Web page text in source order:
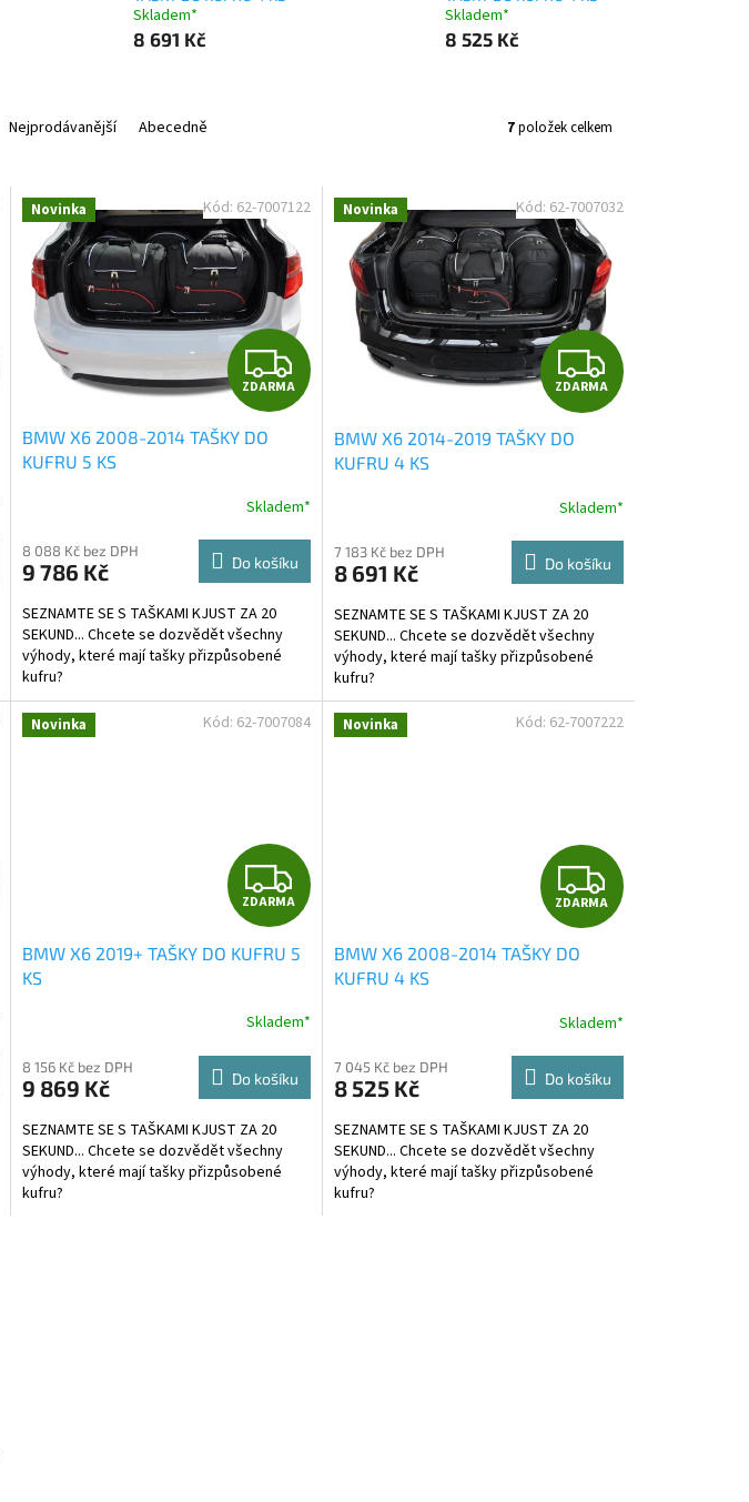
Skladem*
8 691 Kč
Skladem*
8 525 Kč
Nejprodávanější Abecedně 7položek celkem
Novinka
Z
D
R
M
A
ZDARMA
BMW X6 2008-2014 TAŠKY DO
KUFRU 5 KS
Skladem*
8 088 Kč bez DPH
9 786 Kč Do košíku
SEZNAMTE SE S TAŠKAMI KJUST ZA 20
SEKUND... Chcete se dozvědět všechny
výhody, které mají tašky přizpůsobené
kufru?
Kód: 62-7007122 Novinka
Z
D
R
M
A
ZDARMA
BMW X6 2014-2019 TAŠKY DO
KUFRU 4 KS
Skladem*
7 183 Kč bez DPH
8 691 Kč Do košíku
SEZNAMTE SE S TAŠKAMI KJUST ZA 20
SEKUND... Chcete se dozvědět všechny
výhody, které mají tašky přizpůsobené
kufru?
Kód: 62-7007032
Novinka
Z
D
A
R
M
A
ZDARMA
BMW X6 2019+ TAŠKY DO KUFRU 5
KS
Skladem*
8 156 Kč bez DPH
9 869 Kč Do košíku
SEZNAMTE SE S TAŠKAMI KJUST ZA 20
SEKUND... Chcete se dozvědět všechny
výhody, které mají tašky přizpůsobené
kufru?
Kód: 62-7007084 Novinka
Z
D
R
M
A
ZDARMA
BMW X6 2008-2014 TAŠKY DO
KUFRU 4 KS
Skladem*
7 045 Kč bez DPH
8 525 Kč Do košíku
SEZNAMTE SE S TAŠKAMI KJUST ZA 20
SEKUND... Chcete se dozvědět všechny
výhody, které mají tašky přizpůsobené
kufru?
Kód: 62-7007222